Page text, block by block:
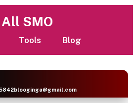
All SMO
Tools Blog
blooginga@gmail.com